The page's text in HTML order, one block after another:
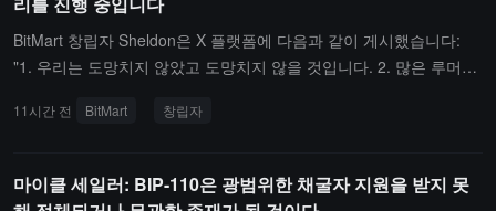
못했다고 언급했습니다. 동시에 암호화 산업은 근본적인 변화를 겪고
있으며, 암호 자산은 이전에 블록체인의 장난감 세계 시대에 있었고,
지금은 실제 세계 시대에 접어들고 있다고 말했습니다.공공 블록체인
각을 가지고 있으며, 이를 단순히 Meme 코인 체인으로 보는 것은 완
BD 팀"과 "믿을 수 없는 팀"이 있다고 생각합니다. 그러나 Svanevik
는 이 판단을 SOL 가격에 대한 구체적인 예측으로 전환하는 것을 거
BitMart 창립자 Sheldon은 X 플랫폼에 다음과 같이 게시했습니다:
"1. 우리는 도망치지 않았고 도망치지 않을 것입니다. 2. 많은 루머와
핵심 팀은 자산 점검, 자산 집계 및 시스템 유지 관리 작업을 진행 중
십시오. 4. 우리는 자산을 유용하지 않았고, 사전 도주, 철수 등의 작
업을 하지 않았으며, 법원과 제3자 감사 기관의 개입을 고려하여 투
11시간 전 BitMart 창립자
마이클 세일러: BIP-110은 광범위한 채굴자 지원을 받지 못